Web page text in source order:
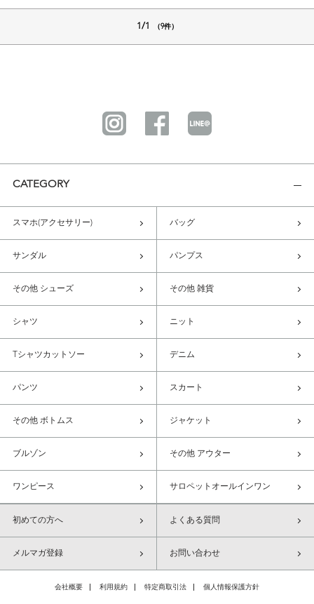
1/1 （9件）
CATEGORY
スマホ(アクセサリー) バッグ
サンダル パンプス
その他 シューズ その他 雑貨
シャツ ニット
Tシャツカットソー デニム
パンツ スカート
その他 ボトムス ジャケット
ブルゾン その他 アウター
ワンピース サロペットオールインワン
初めての方へ よくある質問
メルマガ登録 お問い合わせ
会社概要 利用規約 特定商取引法 個人情報保護方針